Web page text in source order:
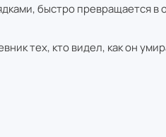
быстро превращается в
тех, кто видел, как он